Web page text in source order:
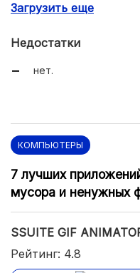
много встроенных
Загрузить еще
Недостатки
нет.
КОМПЬЮТЕРЫ
7 лучших
мусора и ненужных
SSUITE GIF
Рейтинг: 4.8